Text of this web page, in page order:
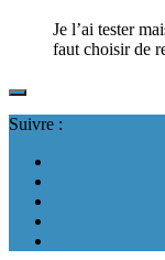
Je l’ai tester
faut choisir de
Suivre :